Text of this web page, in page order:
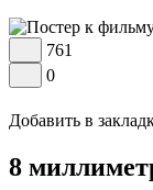
761
0
Добавить в
8